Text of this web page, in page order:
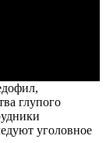
глупого
уголовное